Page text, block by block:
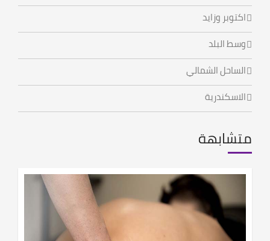
اكتوبر وزايد
وسط البلد
الساحل الشمالي
الاسكندرية
متشابهة